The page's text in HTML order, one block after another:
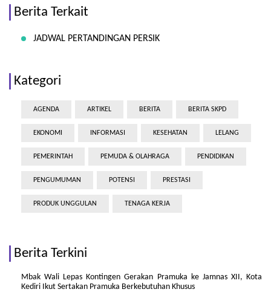
Berita Terkait
JADWAL PERTANDINGAN PERSIK
Kategori
AGENDA ARTIKEL BERITA BERITA SKPD
EKONOMI INFORMASI KESEHATAN LELANG
PEMERINTAH PEMUDA & OLAHRAGA PENDIDIKAN
PENGUMUMAN POTENSI PRESTASI
PRODUK UNGGULAN TENAGA KERJA
Berita Terkini
Mbak Wali Lepas Kontingen Gerakan Pramuka ke Jamnas XII, Kota
Kediri Ikut Sertakan Pramuka Berkebutuhan Khusus